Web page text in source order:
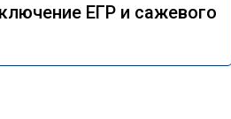
ЕГР и сажевого